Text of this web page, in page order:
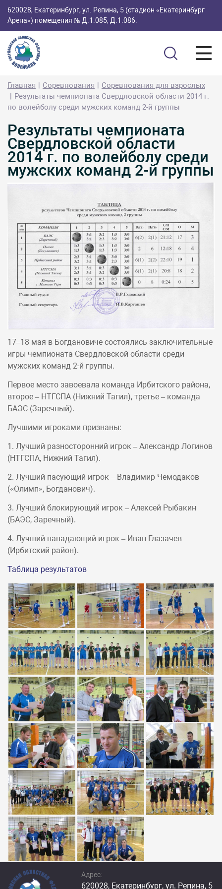
620028, Екатеринбург, ул. Репина, 5 (стадион «Екатеринбург
Арена») помещения № Д.1.085, Д.1.086.
Главная Соревнования
Соревнования для взрослых
Результаты чемпионата Свердловской области 2014 г.
по волейболу среди мужских команд 2-й группы
Результаты чемпионата
Свердловской области
2014 г. по волейболу среди
мужских команд 2-й группы
17–18 мая в Богдановиче состоялись заключительные
игры чемпионата Свердловской области среди
мужских команд 2-й группы.
Первое место завоевала команда Ирбитского района,
второе – НТГСПА (Нижний Тагил), третье – команда
БАЭС (Заречный).
Лучшими игроками признаны:
1. Лучший разносторонний игрок – Александр Логинов
(НТГСПА, Нижний Тагил).
2. Лучший пасующий игрок – Владимир Чемодаков
(«Олимп», Богданович).
3. Лучший блокирующий игрок – Алексей Рыбакин
(БАЭС, Заречный).
4. Лучший нападающий игрок – Иван Глазачев
(Ирбитский район).
Таблица результатов
Адрес:
620028, Екатеринбург, ул. Репина, 5